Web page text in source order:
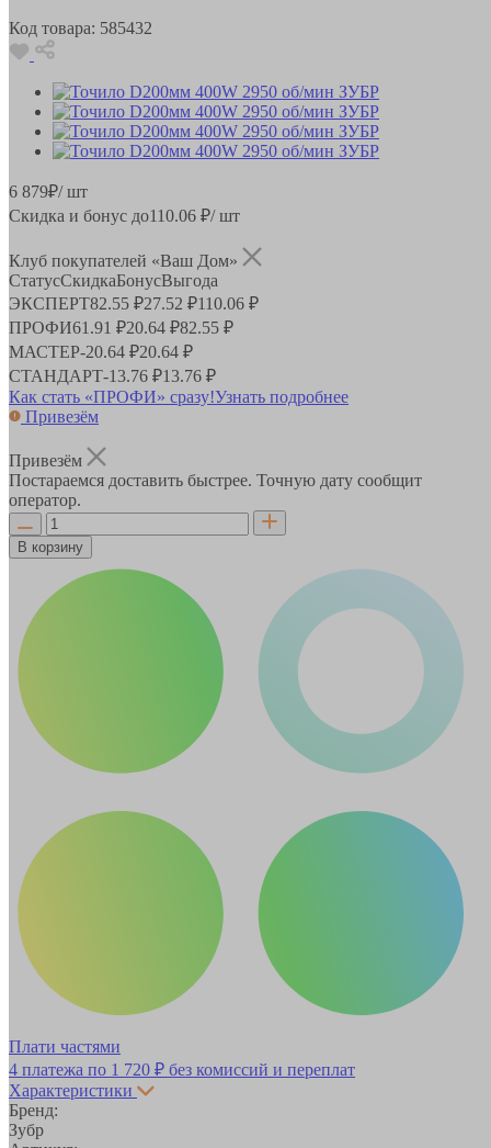
Код товара: 585432
6 879₽/ шт
Скидка и бонус до110.06 ₽/ шт
Клуб покупателей «Ваш Дом»
СтатусСкидкаБонусВыгода
ЭКСПЕРТ82.55 ₽27.52 ₽110.06 ₽
ПРОФИ61.91 ₽20.64 ₽82.55 ₽
МАСТЕР-20.64 ₽20.64 ₽
СТАНДАРТ-13.76 ₽13.76 ₽
Как стать «ПРОФИ» сразу!Узнать подробнее
Привезём
Привезём
Постараемся доставить быстрее. Точную дату сообщит
оператор.
В корзину
Плати частями
4 платежа по 1 720 ₽ без комиссий и переплат
Характеристики
Бренд:
Зубр